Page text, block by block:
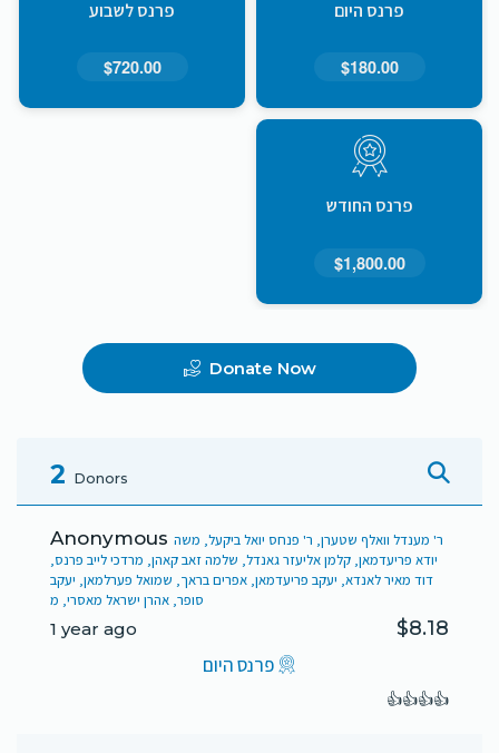
פרנס היום
$180.00
פרנס לשבוע
$720.00
פרנס החודש
$1,800.00
Donate Now
2 Donors
Anonymous ר' מענדל וואלף שטערן, ר' פנחס יואל ביקעל, משה
יודא פריעדמאן, קלמן אליעזר גאנדל, שלמה זאב קאהן, מרדכי לייב פרנס,
דוד מאיר לאנדא, יעקב פריעדמאן, אפרים בראך, שמואל פערלמאן, יעקב
סופר, אהרן ישראל מאסרי, מ
1 year ago
$8.18
פרנס היום
👍👍👍👍